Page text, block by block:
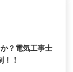
？電気工事士
！